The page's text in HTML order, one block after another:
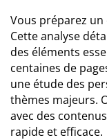
Vous préparez
Cette analyse
des éléments
centaines de
une étude des
thèmes majeurs.
avec des
rapide et efficace.